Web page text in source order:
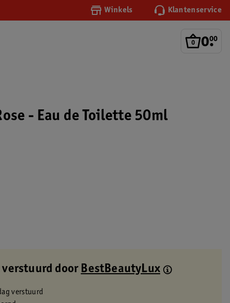
Winkels Klantenservice
0.
00
- Eau de Toilette 50ml
verstuurd door BestBeautyLux
verstuurd